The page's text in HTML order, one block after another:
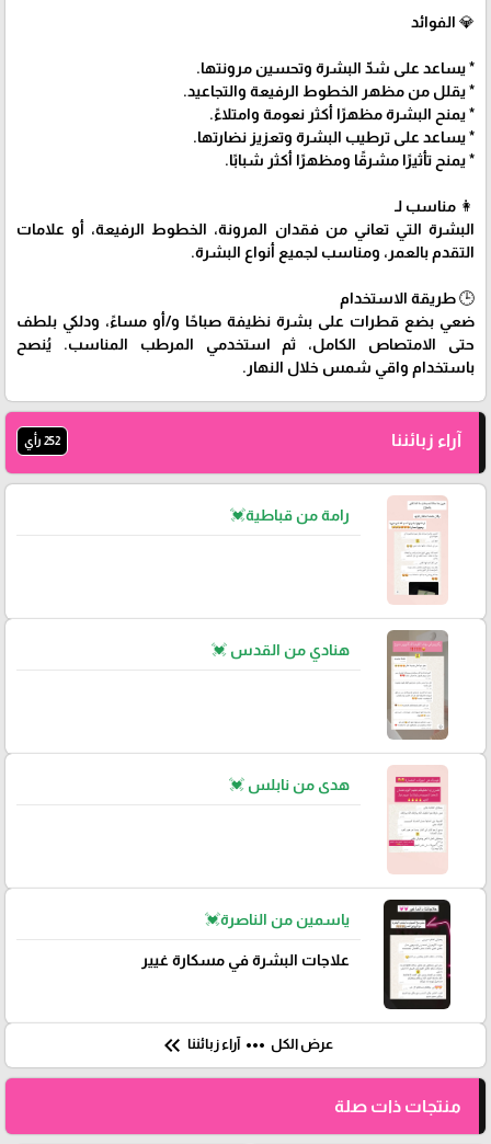
💎 الفوائد
* يساعد على شدّ البشرة وتحسين مرونتها.
* يقلل من مظهر الخطوط الرفيعة والتجاعيد.
* يمنح البشرة مظهرًا أكثر نعومة وامتلاءً.
* يساعد على ترطيب البشرة وتعزيز نضارتها.
* يمنح تأثيرًا مشرقًا ومظهرًا أكثر شبابًا.
👩 مناسب لـ
البشرة التي تعاني من فقدان المرونة، الخطوط الرفيعة، أو علامات
التقدم بالعمر، ومناسب لجميع أنواع البشرة.
🕒 طريقة الاستخدام
ضعي بضع قطرات على بشرة نظيفة صباحًا و/أو مساءً، ودلكي بلطف
حتى الامتصاص الكامل، ثم استخدمي المرطب المناسب. يُنصح
باستخدام واقي شمس خلال النهار.
آراء زبائننا 252 رأي
رامة من قباطية💓
هنادي من القدس 💓
هدى من نابلس 💓
ياسمين من الناصرة💓
علاجات البشرة في مسكارة غيير
عرض الكل more_horiz آراء زبائننا keyboard_double_arrow_left
منتجات ذات صلة